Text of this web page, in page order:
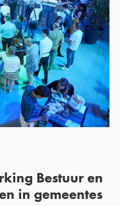
Bestuur en
in gemeentes